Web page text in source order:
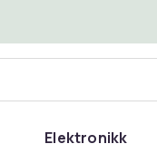
Elektronikk